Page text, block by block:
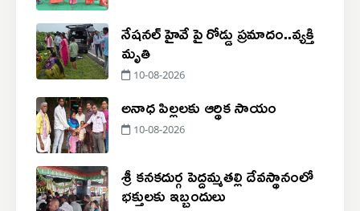
నేషనల్ హైవే పై రోడ్డు ప్రమాదం..‌వ్యక్తి
మృతి
10-08-2026
అనాధ పిల్లలకు ఆర్థిక సాయం
10-08-2026
శ్రీ కనకదుర్గ పెద్దమ్మతల్లి దేవస్థానంలో
భక్తులకు ఇబ్బందులు